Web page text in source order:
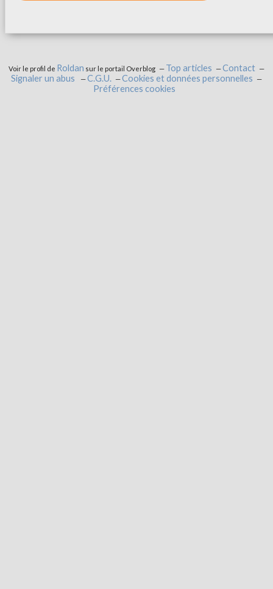
Voir le profil de Roldan sur le portail Overblog Top articles
Contact
Signaler un abus
C.G.U.
Cookies et données personnelles
Préférences cookies